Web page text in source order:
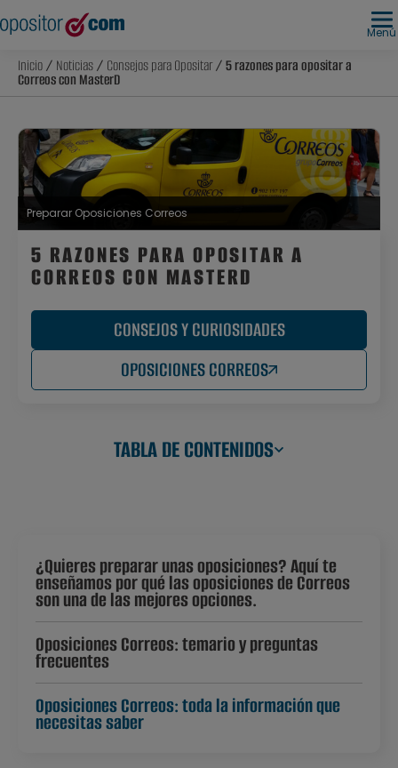
Menú
Inicio/ Noticias/ Consejos para Opositar/ 5 razones para opositar a
Correos con MasterD
Preparar Oposiciones Correos
5 RAZONES PARA OPOSITAR A
CORREOS CON MASTERD
CONSEJOS Y CURIOSIDADES
OPOSICIONES CORREOS
TABLA DE CONTENIDOS
¿Quieres preparar unas oposiciones? Aquí te
enseñamos por qué las oposiciones de Correos
son una de las mejores opciones.
Oposiciones Correos: temario y preguntas
frecuentes
Oposiciones Correos: toda la información que
necesitas saber